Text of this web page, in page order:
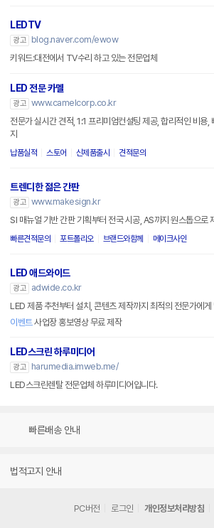
LEDTV
광고
blog.naver.com/ewow
키워드:대전에서 TV수리 하고 있는 전문업체
LED 전문 카멜
광고 www.camelcorp.co.kr
전문가 실시간 견적, 1:1 프리미엄컨설팅 제공, 합리적인 비용,
지
납품실적 스토어 신제품출시 견적문의
트렌디한 젊은 간판
광고 www.makesign.kr
SI 매뉴얼 기반 간판 기획부터 전국 시공, AS까지 원스톱으로
빠른견적문의 포트폴리오 브랜드와함께 메이크사인
LED 애드와이드
광고
adwide.co.kr
LED 제품 추천부터 설치, 콘텐츠 제작까지 최적의 전문가에게
이벤트사업장 홍보영상 무료 제작
LED스크린 하루미디어
광고
harumedia.imweb.me/
LED스크린렌탈 전문업체 하루미디어입니다.
빠른배송 안내
법적고지 안내
PC버전 로그인 개인정보처리방침